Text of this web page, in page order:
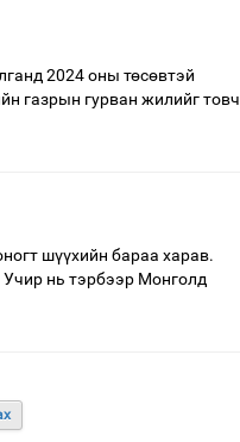
2024 оны төсөвтэй
газрын гурван жилийг товч
шүүхийн бараа харав.
нь тэрбээр Монголд